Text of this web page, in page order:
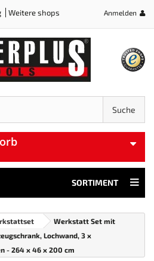
Weitere shops Anmelden
Suche
SORTIMENT
Werkstatt Set mit
Lochwand, 3 x
- 264 x 46 x 200 cm